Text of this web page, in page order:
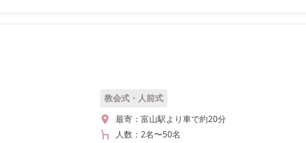
教会式・人前式
最寄： 富山駅より車で約20分
人数： 2名〜50名